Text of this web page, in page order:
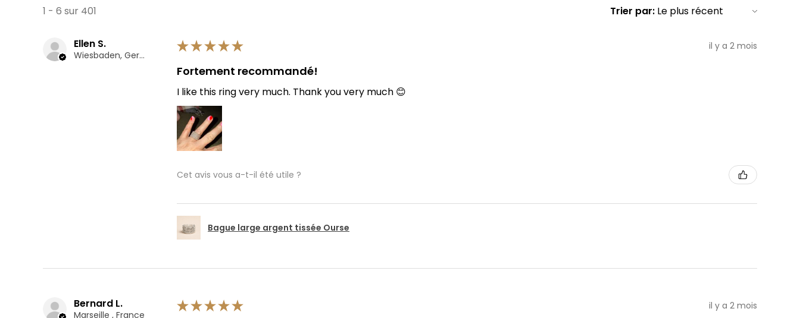
1 - 6 sur 401 Trier par:
Ellen S.
Wiesbaden, Germany
★★★★★ il y a 2 mois
Fortement recommandé!
I like this ring very much. Thank you very much 😊
Cet avis vous a-t-il été utile ?
Bague large argent tissée Ourse
Bernard L.
Marseille , France
★★★★★ il y a 2 mois